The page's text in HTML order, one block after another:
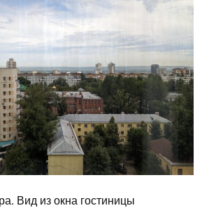
Вид из окна гостиницы